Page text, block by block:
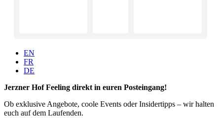
EN
FR
DE
Jerzner Hof Feeling direkt in euren Posteingang!
Ob exklusive Angebote, coole Events oder Insidertipps – wir halten
euch auf dem Laufenden.